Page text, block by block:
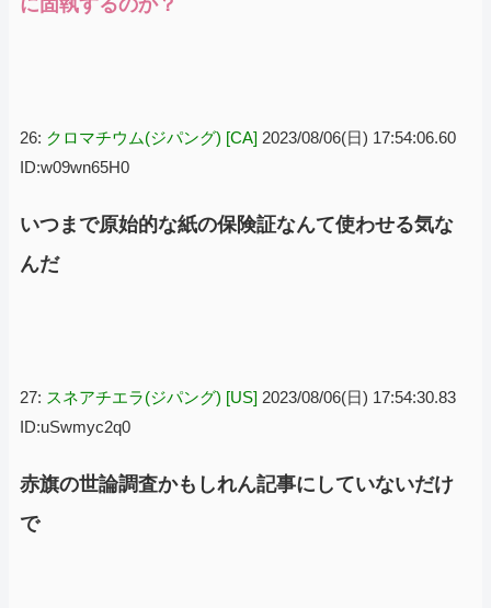
26: クロマチウム(ジパング) [CA] 2023/08/06(日) 17:54:06.60
ID:w09wn65H0
いつまで原始的な紙の保険証なんて使わせる気な
んだ
27: スネアチエラ(ジパング) [US] 2023/08/06(日) 17:54:30.83
ID:uSwmyc2q0
赤旗の世論調査かもしれん記事にしていないだけ
で